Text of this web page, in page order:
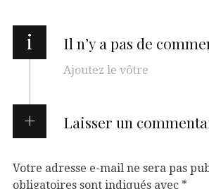
i Il n’y a pas de
Ajoutez le vôtre
Laisser un
Votre adresse e-mail ne sera pas
obligatoires sont indiqués avec *